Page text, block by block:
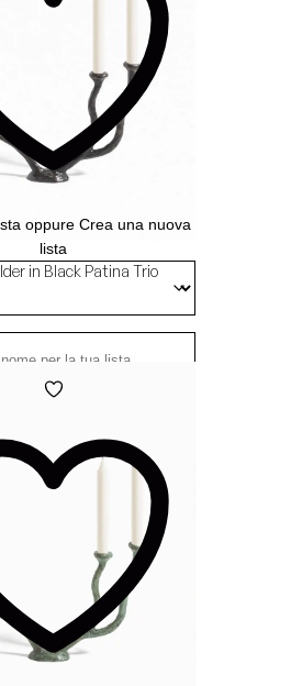
visualizzarla
- Solo tu puoi visualizzarla
Aggiungi
Wishlist
oppure Crea una nuova
lista
- Solo chi ha il link può
visualizzarla
- Solo tu puoi visualizzarla
Aggiungi
Wishlist
in Black Patina Trio
Wishlist